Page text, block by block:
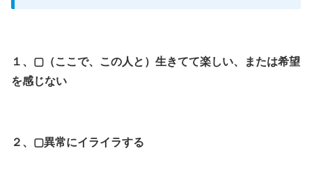
１、▢（ここで、この人と）生きてて楽しい、または希望
を感じない
２、▢異常にイライラする